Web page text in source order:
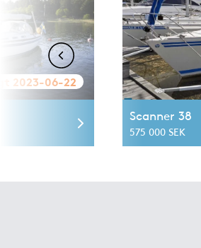
2023-06-22
Scanner 38
575 000 SEK